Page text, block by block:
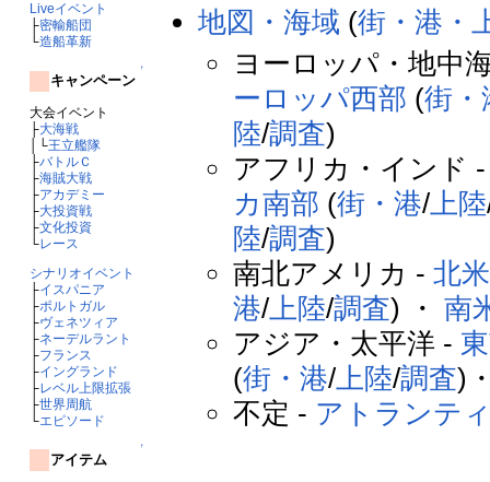
Liveイベント
├密輸船団
└造船革新
↑
キャンペーン
大会イベント
├大海戦
│└王立艦隊
├バトルＣ
├海賊大戦
├アカデミー
├大投資戦
├文化投資
└レース
シナリオイベント
├イスパニア
├ポルトガル
├ヴェネツィア
├ネーデルラント
├フランス
├イングランド
├レベル上限拡張
├世界周航
└エピソード
↑
アイテム
地図・海域 (街・港・
ヨーロッパ・地中
ーロッパ西部 (街・
陸/調査)
アフリカ・インド
カ南部 (街・港/上陸
陸/調査)
南北アメリカ -北米
港/上陸/調査) ・南
アジア・太平洋 -
(街・港/上陸/調査)
不定 - アトランテ